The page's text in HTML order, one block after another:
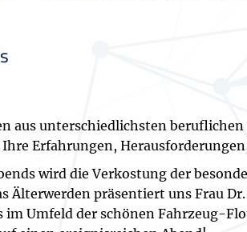
aus unterschiedlichsten
Erfahrungen,
wird die Verkostung der
Älterwerden präsentiert uns Frau
im Umfeld der schönen Fahrzeug-